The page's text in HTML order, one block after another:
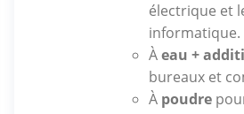
électrique et
informatique.
Àeau +
bureaux et
À poudre